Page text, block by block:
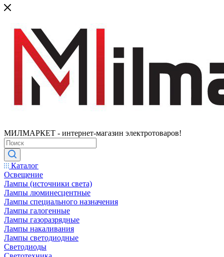
МИЛМАРКЕТ - интернет-магазин электротоваров!
Каталог
Освещение
Лампы (источники света)
Лампы люминесцентные
Лампы специального назначения
Лампы галогенные
Лампы газоразрядные
Лампы накаливания
Лампы светодиодные
Светодиоды